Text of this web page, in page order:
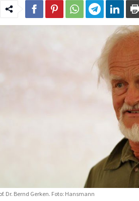
Dr. Bernd Gerken. Foto: Hansmann